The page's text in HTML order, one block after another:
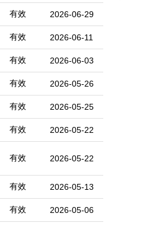
有效 2026-06-29
有效 2026-06-11
有效 2026-06-03
有效 2026-05-26
有效 2026-05-25
有效 2026-05-22
有效 2026-05-22
有效 2026-05-13
有效 2026-05-06